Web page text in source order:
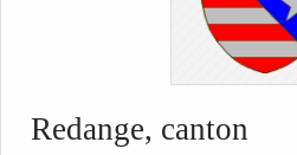
Redange, canton